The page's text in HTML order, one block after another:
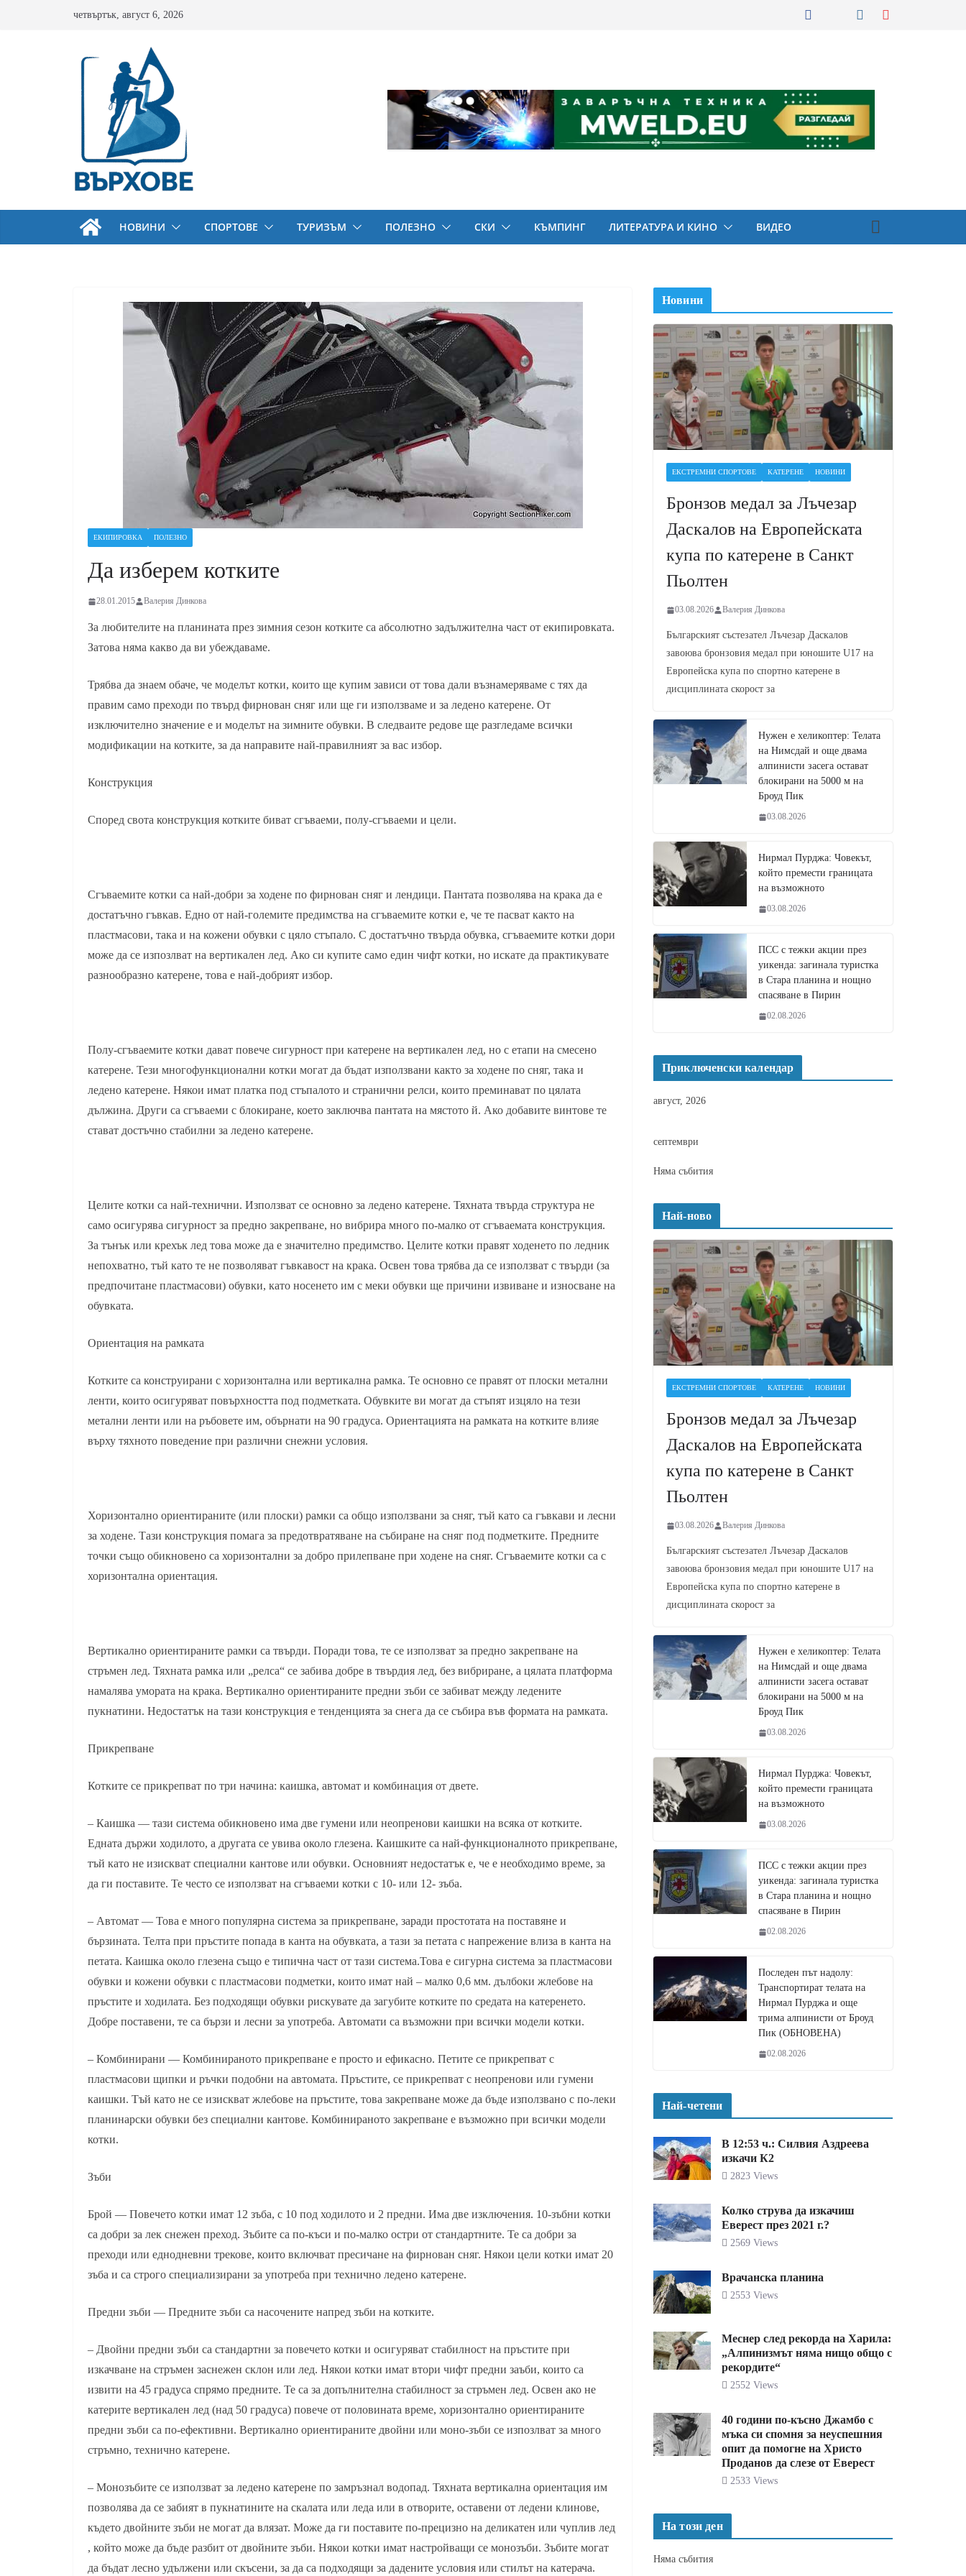
четвъртък, август 6, 2026
НОВИНИ СПОРТОВЕ ТУРИЗЪМ ПОЛЕЗНО СКИ КЪМПИНГ ЛИТЕРАТУРА И КИНО ВИДЕО
ЕКИПИРОВКА ПОЛЕЗНО
Да изберем котките
28.01.2015 Валерия Динкова
За любителите на планината през зимния сезон котките са абсолютно задължителна част от екипировката.
Затова няма какво да ви убеждаваме.
Трябва да знаем обаче, че моделът котки, които ще купим зависи от това дали възнамеряваме с тях да
правим само преходи по твърд фирнован сняг или ще ги използваме и за ледено катерене. От
изключително значение е и моделът на зимните обувки. В следваите редове ще разгледаме всички
модификации на котките, за да направите най-правилният за вас избор.
Конструкция
Според свота конструкция котките биват сгъваеми, полу-сгъваеми и цели.
Сгъваемите котки са най-добри за ходене по фирнован сняг и лендици. Пантата позволява на крака да е
достатъчно гъвкав. Едно от най-големите предимства на сгъваемите котки е, че те пасват както на
пластмасови, така и на кожени обувки с цяло стъпало. С достатъчно твърда обувка, сгъваемите котки дори
може да се изпозлват на вертикален лед. Ако си купите само един чифт котки, но искате да практикувате
разнообразно катерене, това е най-добрият избор.
Полу-сгъваемите котки дават повече сигурност при катерене на вертикален лед, но с етапи на смесено
катерене. Тези многофункционални котки могат да бъдат използвани както за ходене по сняг, така и
ледено катерене. Някои имат платка под стъпалото и странични релси, които преминават по цялата
дължина. Други са сгъваеми с блокиране, което заключва пантата на мястото й. Ако добавите винтове те
стават достъчно стабилни за ледено катерене.
Целите котки са най-технични. Използват се основно за ледено катерене. Тяхната твърда структура не
само осигурява сигурност за предно закрепване, но вибрира много по-малко от сгъваемата конструкция.
За тънък или крехък лед това може да е значително предимство. Целите котки правят ходенето по ледник
непохватно, тъй като те не позволяват гъвкавост на крака. Освен това трябва да се използват с твърди (за
предпочитане пластмасови) обувки, като носенето им с меки обувки ще причини извиване и износване на
обувката.
Ориентация на рамката
Котките са конструирани с хоризонтална или вертикална рамка. Те основно се правят от плоски метални
ленти, които осигуряват повърхността под подметката. Обувките ви могат да стъпят изцяло на тези
метални ленти или на ръбовете им, обърнати на 90 градуса. Ориентацията на рамката на котките влияе
върху тяхното поведение при различни снежни условия.
Хоризонтално ориентираните (или плоски) рамки са общо използвани за сняг, тъй като са гъвкави и лесни
за ходене. Тази конструкция помага за предотвратяване на събиране на сняг под подметките. Предните
точки също обикновено са хоризонтални за добро прилепване при ходене на сняг. Сгъваемите котки са с
хоризонтална ориентация.
Вертикално ориентираните рамки са твърди. Поради това, те се използват за предно закрепване на
стръмен лед. Тяхната рамка или „релса“ се забива добре в твърдия лед, без вибриране, а цялата платформа
намалява умората на крака. Вертикално ориентираните предни зъби се забиват между ледените
пукнатини. Недостатък на тази конструкция е тенденцията за снега да се събира във формата на рамката.
Прикрепване
Котките се прикрепват по три начина: каишка, автомат и комбинация от двете.
– Каишка — тази система обикновено има две гумени или неопренови каишки на всяка от котките.
Едната държи ходилото, а другата се увива около глезена. Каишките са най-функционалното прикрепване,
тъй като не изискват специални кантове или обувки. Основният недостатък е, че е необходимо време, за
да ги поставите. Те често се използват на сгъваеми котки с 10- или 12- зъба.
– Автомат — Това е много популярна система за прикрепване, заради простотата на поставяне и
бързината. Телта при пръстите попада в канта на обувката, а тази за петата с напрежение влиза в канта на
петата. Каишка около глезена също е типична част от тази система.Това е сигурна система за пластмасови
обувки и кожени обувки с пластмасови подметки, които имат най – малко 0,6 мм. дълбоки жлебове на
пръстите и ходилата. Без подходящи обувки рискувате да загубите котките по средата на катеренето.
Добре поставени, те са бързи и лесни за употреба. Автомати са възможни при всички модели котки.
– Комбинирани — Комбинираното прикрепване е просто и ефикасно. Петите се прикрепват с
пластмасови щипки и ръчки подобни на автомата. Пръстите, се прикрепват с неопренови или гумени
каишки. Тъй като не се изискват жлебове на пръстите, това закрепване може да бъде използвано с по-леки
планинарски обувки без специални кантове. Комбинираното закрепване е възможно при всички модели
котки.
Зъби
Брой — Повечето котки имат 12 зъба, с 10 под ходилото и 2 предни. Има две изключения. 10-зъбни котки
са добри за лек снежен преход. Зъбите са по-къси и по-малко остри от стандартните. Те са добри за
преходи или еднодневни трекове, които включват пресичане на фирнован сняг. Някои цели котки имат 20
зъба и са строго специализирани за употреба при технично ледено катерене.
Предни зъби — Предните зъби са насочените напред зъби на котките.
– Двойни предни зъби са стандартни за повечето котки и осигуряват стабилност на пръстите при
изкачване на стръмен заснежен склон или лед. Някои котки имат втори чифт предни заъби, които са
извити на 45 градуса спрямо предните. Те са за допълнителна стабилност за стръмен лед. Освен ако не
катерите вертикален лед (над 50 градуса) повече от половината време, хоризонтално ориентираните
предни зъби са по-ефективни. Вертикално ориентираните двойни или моно-зъби се изпозлват за много
стръмно, технично катерене.
– Монозъбите се използват за ледено катерене по замръзнал водопад. Тяхната вертикална ориентация им
позволява да се забият в пукнатините на скалата или леда или в отворите, оставени от ледени клинове,
където двойните зъби не могат да влязат. Може да ги поставите по-прецизно на деликатен или чуплив лед
, който може да бъде разбит от двойните зъби. Някои котки имат настройващи се монозъби. Зъбите могат
да бъдат лесно удължени или скъсени, за да са подходящи за дадените условия или стилът на катерача.
Новини
ЕКСТРЕМНИ СПОРТОВЕ КАТЕРЕНЕ НОВИНИ
Бронзов медал за Лъчезар
Даскалов на Европейската
купа по катерене в Санкт
Пьолтен
03.08.2026 Валерия Динкова
Българският състезател Лъчезар Даскалов
завоюва бронзовия медал при юношите U17 на
Европейска купа по спортно катерене в
дисциплината скорост за
Нужен е хеликоптер: Телата
на Нимсдай и още двама
алпинисти засега остават
блокирани на 5000 м на
Броуд Пик
03.08.2026
Нирмал Пурджа: Човекът,
който премести границата
на възможното
03.08.2026
ПСС с тежки акции през
уикенда: загинала туристка
в Стара планина и нощно
спасяване в Пирин
02.08.2026
Приключенски календар
август, 2026
септември
Няма събития
Най-ново
ЕКСТРЕМНИ СПОРТОВЕ КАТЕРЕНЕ НОВИНИ
Бронзов медал за Лъчезар
Даскалов на Европейската
купа по катерене в Санкт
Пьолтен
03.08.2026 Валерия Динкова
Българският състезател Лъчезар Даскалов
завоюва бронзовия медал при юношите U17 на
Европейска купа по спортно катерене в
дисциплината скорост за
Нужен е хеликоптер: Телата
на Нимсдай и още двама
алпинисти засега остават
блокирани на 5000 м на
Броуд Пик
03.08.2026
Нирмал Пурджа: Човекът,
който премести границата
на възможното
03.08.2026
ПСС с тежки акции през
уикенда: загинала туристка
в Стара планина и нощно
спасяване в Пирин
02.08.2026
Последен път надолу:
Транспортират телата на
Нирмал Пурджа и още
трима алпинисти от Броуд
Пик (ОБНОВЕНА)
02.08.2026
Най-четени
В 12:53 ч.: Силвия Аздреева
изкачи К2
2823 Views
Колко струва да изкачиш
Еверест през 2021 г.?
2569 Views
Врачанска планина
2553 Views
Меснер след рекорда на Харила:
„Алпинизмът няма нищо общо с
рекордите“
2552 Views
40 години по-късно Джамбо с
мъка си спомня за неуспешния
опит да помогне на Христо
Проданов да слезе от Еверест
2533 Views
На този ден
Няма събития